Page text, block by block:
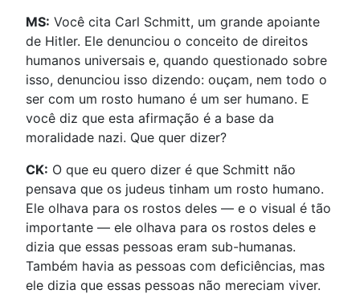
MS: Você cita Carl Schmitt, um grande apoiante
de Hitler. Ele denunciou o conceito de direitos
humanos universais e, quando questionado sobre
isso, denunciou isso dizendo: ouçam, nem todo o
ser com um rosto humano é um ser humano. E
você diz que esta afirmação é a base da
moralidade nazi. Que quer dizer?
CK: O que eu quero dizer é que Schmitt não
pensava que os judeus tinham um rosto humano.
Ele olhava para os rostos deles — e o visual é tão
importante — ele olhava para os rostos deles e
dizia que essas pessoas eram sub-humanas.
Também havia as pessoas com deficiências, mas
ele dizia que essas pessoas não mereciam viver.